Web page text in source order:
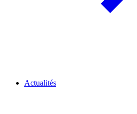
Actualités